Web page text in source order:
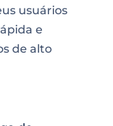
usuários
e
de alto